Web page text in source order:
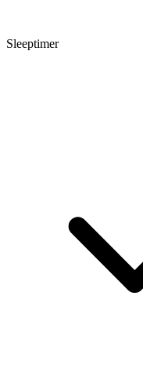
Sleeptimer